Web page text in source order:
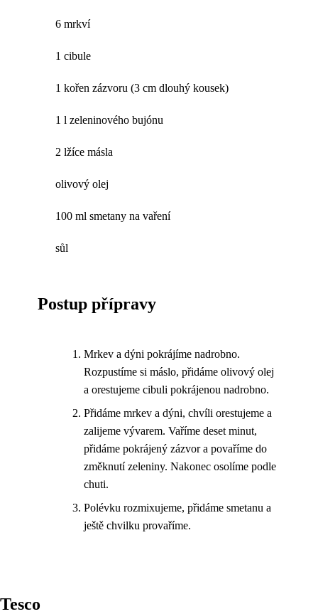
6 mrkví
1 cibule
1 kořen zázvoru (3 cm dlouhý kousek)
1 l zeleninového bujónu
2 lžíce másla
olivový olej
100 ml smetany na vaření
sůl
Postup přípravy
Mrkev a dýni pokrájíme nadrobno.
Rozpustíme si máslo, přidáme olivový olej
a orestujeme cibuli pokrájenou nadrobno.
Přidáme mrkev a dýni, chvíli orestujeme a
zalijeme vývarem. Vaříme deset minut,
přidáme pokrájený zázvor a povaříme do
změknutí zeleniny. Nakonec osolíme podle
chuti.
Polévku rozmixujeme, přidáme smetanu a
ještě chvilku provaříme.
Tesco